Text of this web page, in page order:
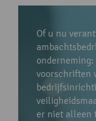
Of u nu
voorschriften
er niet alleen